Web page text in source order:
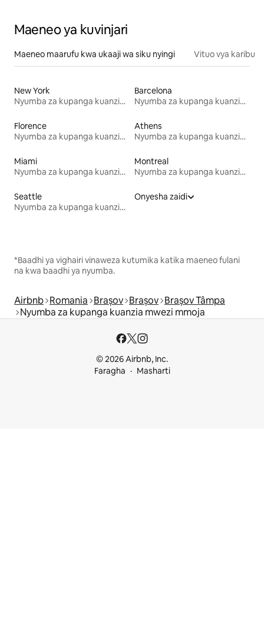
Maeneo ya kuvinjari
Maeneo maarufu kwa ukaaji wa siku nyingi Vituo vya karibu
New York
Nyumba za kupanga kuanzia mwezi mmoja
Barcelona
Nyumba za kupanga kuanzia mwezi mmoja
Florence
Nyumba za kupanga kuanzia mwezi mmoja
Athens
Nyumba za kupanga kuanzia mwezi mmoja
Miami
Nyumba za kupanga kuanzia mwezi mmoja
Montreal
Nyumba za kupanga kuanzia mwezi mmoja
Seattle
Nyumba za kupanga kuanzia mwezi mmoja
Onyesha zaidi
*Baadhi ya vighairi vinaweza kutumika katika maeneo fulani
na kwa baadhi ya nyumba.
Airbnb Romania Brașov Brașov Brașov Tâmpa
Nyumba za kupanga kuanzia mwezi mmoja
© 2026 Airbnb, Inc.
Faragha
Masharti